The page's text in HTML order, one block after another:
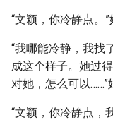
“文颖，你冷静点。
“我哪能冷静，我找
成这个样子。她过
对她，怎么可以……”
“文颖，你冷静点，